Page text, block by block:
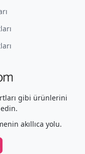
gibi ürünlerini
akıllıca yolu.